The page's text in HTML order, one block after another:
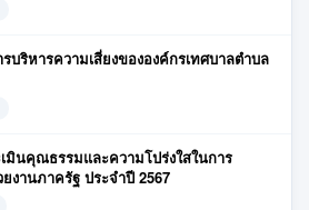
บริหารความเสี่ยงขององค์กรเทศบาลตำบล
มินคุณธรรมและความโปร่งใสในการ
งานภาครัฐ ประจำปี 2567